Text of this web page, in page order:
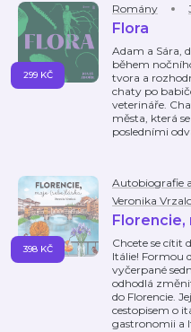
Romány
Flora
Adam a Sára,
během
tvora a
chaty po
veterináře.
města, která
posledními
299 KČ
Autobiografie
Veronika
Florencie,
Chcete se cítit
Itálie! Formou
vyčerpané
odhodlá
do Florencie.
cestopisem o
gastronomii a
398 KČ